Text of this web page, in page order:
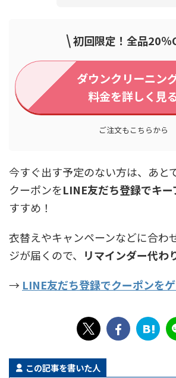
\初回限定！全品20％
ダウンクリーニン
料金を詳しく見
ご注文もこちらから
今すぐ出す予定のない方は、あと
クーポンをLINE友だち登録でキー
すすめ！
衣替えやキャンペーンなどに合わ
ジが届くので、
リマインダー代わ
→ LINE友だち登録でクーポンを
この記事を書いた人